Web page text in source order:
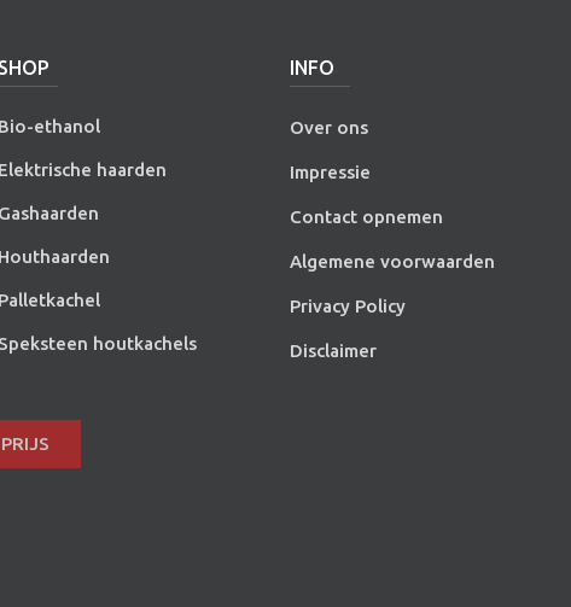
SHOP
Bio-ethanol
Elektrische haarden
Gashaarden
Houthaarden
Palletkachel
Speksteen houtkachels
INFO
Over ons
Impressie
Contact opnemen
Algemene voorwaarden
Privacy Policy
Disclaimer